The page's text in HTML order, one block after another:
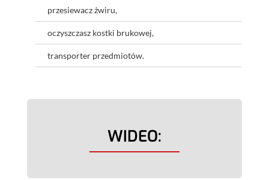
przesiewacz żwiru,
oczyszczasz kostki brukowej,
transporter przedmiotów.
WIDEO: